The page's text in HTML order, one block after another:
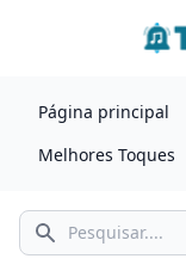
Página principal
Melhores Toques
Pesquisar